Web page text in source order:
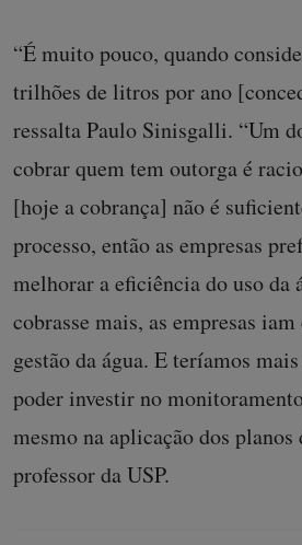
“É muito pouco, quando
trilhões de litros por ano
ressalta Paulo Sinisgalli. “Um
cobrar quem tem outorga é
[hoje a cobrança] não é
processo, então as empresas
melhorar a eficiência do uso da
cobrasse mais, as empresas
gestão da água. E teríamos
poder investir no
mesmo na aplicação dos planos
professor da USP.